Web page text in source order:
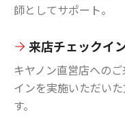
師としてサポート。
来店チェックイ
キヤノン直営店への
インを実施いただい
す。